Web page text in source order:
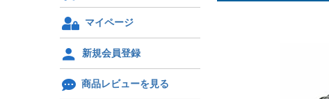
マイページ
新規会員登録
商品レビューを見る